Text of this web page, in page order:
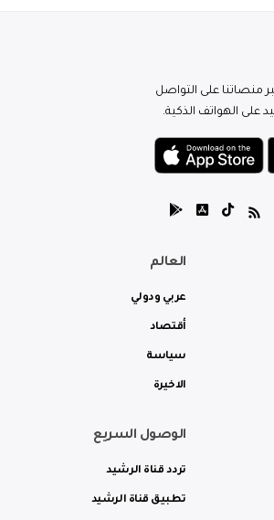
منصاتنا على التواصل
على الهواتف الذكية.
العالم
عربي ودولي
أقتصاد
سياسة
الاخيرة
الوصول السريع
تردد قناة الرشيد
تطبيق قناة الرشيد